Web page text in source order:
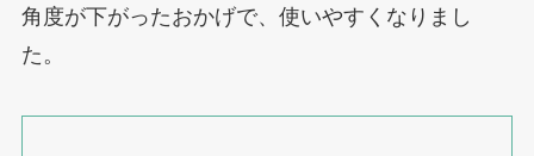
角度が下がったおかげで、使いやすくなりまし
た。